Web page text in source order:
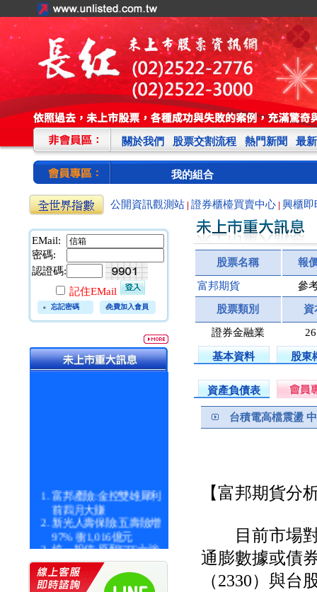
關於我們 股票交割流程 熱門新聞 最
我的組合
公開資訊觀測站 證券櫃檯買賣中心 興櫃即
EMail:
密碼:
認證碼:
記住EMail
忘記密碼 免費加入會員
富邦產險:金控雙雄犀利
前四月大賺
新光人壽保險:五壽險增
97% 衝1,016億元
統一投信:原型ETF六強
漲逾九成
統一投信:主動式ETF溢
價 被盯上
股票名稱 報
富邦期貨 參
股票類別 資
證券金融業
基本資料 股東
資產負債表
台積電高檔震盪
【富邦期貨分
目前市場對
通膨數據或債
（2330）與台